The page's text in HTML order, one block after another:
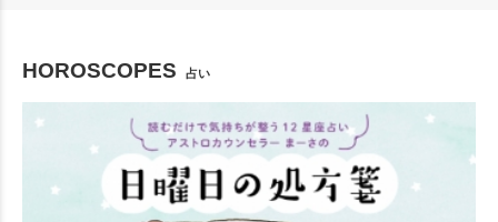
HOROSCOPES 占い